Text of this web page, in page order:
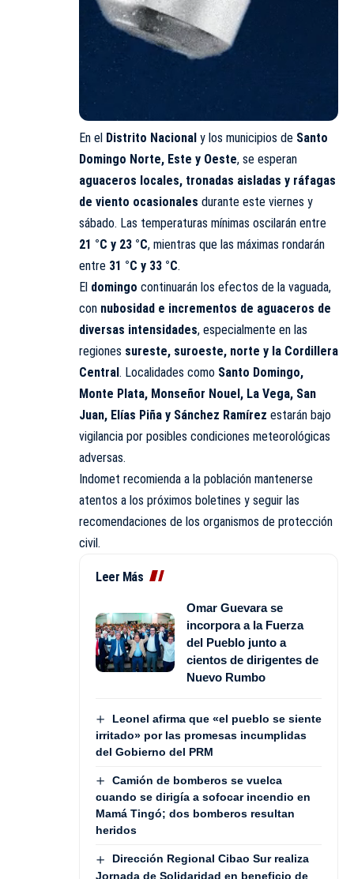
En el Distrito Nacional y los municipios de Santo
Domingo Norte, Este y Oeste, se esperan
aguaceros locales, tronadas aisladas y ráfagas
de viento ocasionales durante este viernes y
sábado. Las temperaturas mínimas oscilarán entre
21 °C y 23 °C, mientras que las máximas rondarán
entre 31 °C y 33 °C.
El domingo continuarán los efectos de la vaguada,
con nubosidad e incrementos de aguaceros de
diversas intensidades, especialmente en las
regiones sureste, suroeste, norte y la Cordillera
Central. Localidades como Santo Domingo,
Monte Plata, Monseñor Nouel, La Vega, San
Juan, Elías Piña y Sánchez Ramírez estarán bajo
vigilancia por posibles condiciones meteorológicas
adversas.
Indomet recomienda a la población mantenerse
atentos a los próximos boletines y seguir las
recomendaciones de los organismos de protección
civil.
Leer Más
Omar Guevara se
incorpora a la Fuerza
del Pueblo junto a
cientos de dirigentes de
Nuevo Rumbo
Leonel afirma que «el pueblo se siente
irritado» por las promesas incumplidas
del Gobierno del PRM
Camión de bomberos se vuelca
cuando se dirigía a sofocar incendio en
Mamá Tingó; dos bomberos resultan
heridos
Dirección Regional Cibao Sur realiza
Jornada de Solidaridad en beneficio de